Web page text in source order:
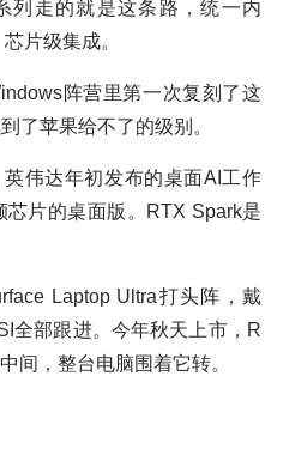
列走的就是这条路，统一内
片级集成。
阵营里第一次复刻了这
了苹果给不了的级别。
伟达年初发布的桌面AI工作
片的桌面版。RTX Spark是
Laptop Ultra打头阵，戴
全部跟进。今年秋天上市，R
间，整台电脑围着它转。